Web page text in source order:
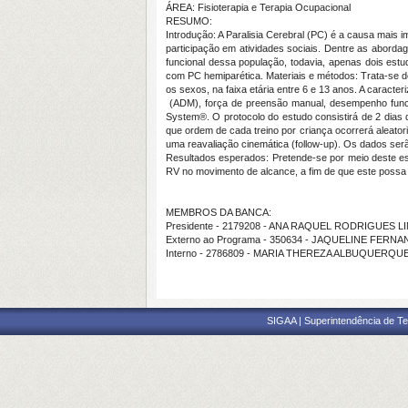
ÁREA: Fisioterapia e Terapia Ocupacional
RESUMO:
Introdução: A Paralisia Cerebral (PC) é a causa mais
participação em atividades sociais. Dentre as
funcional dessa população, todavia, apenas dois
com PC hemiparética. Materiais e métodos: Trata-se
os sexos, na faixa etária entre 6 e 13 anos. A
(ADM), força de preensão manual, desempenho
System®. O protocolo do estudo consistirá de 2 dias
que ordem de cada treino por criança ocorrerá
uma reavaliação cinemática (follow-up). Os dados
Resultados esperados: Pretende-se por meio deste
RV no movimento de alcance, a fim de que este
MEMBROS DA BANCA:
Presidente - 2179208 - ANA RAQUEL RODRIGUES
Externo ao Programa - 350634 - JAQUELINE
Interno - 2786809 - MARIA THEREZA
SIGAA | Superintendência de